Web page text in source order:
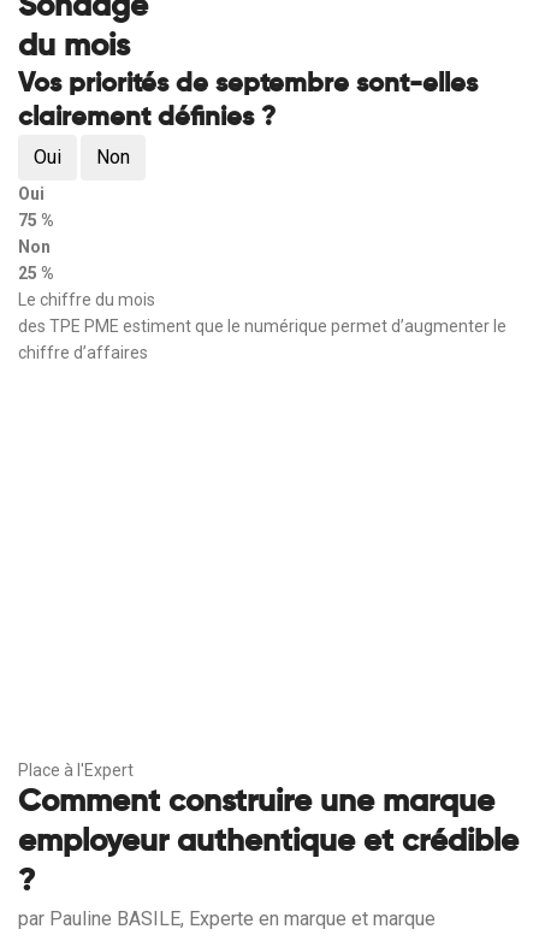
Sondage
du mois
Vos priorités de septembre sont-elles
clairement définies ?
Oui Non
Oui
75 %
Non
25 %
Le chiffre du mois
des TPE PME estiment que le numérique permet d’augmenter le
chiffre d’affaires
Place à l'Expert
Comment construire une marque
employeur authentique et crédible
?
par Pauline BASILE, Experte en marque et marque